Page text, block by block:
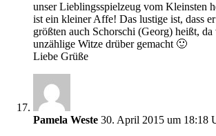
unser Lieblingsspielzeug vom Kleinsten
ist ein kleiner Affe! Das lustige ist, dass
größten auch Schorschi (Georg) heißt, da
unzählige Witze drüber gemacht 🙂
Liebe Grüße
Pamela Weste 30. April 2015 um 18:18